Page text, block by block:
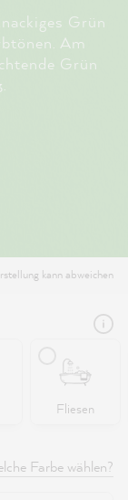
Grün
Am
Grün
kann abweichen
Fliesen
Farbe wählen?